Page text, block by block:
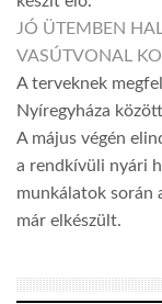
JÓ ÜTEMBEN
VASÚTVONAL
A terveknek
Nyíregyháza
A május végén
a rendkívüli nyári
munkálatok során
már elkészült.